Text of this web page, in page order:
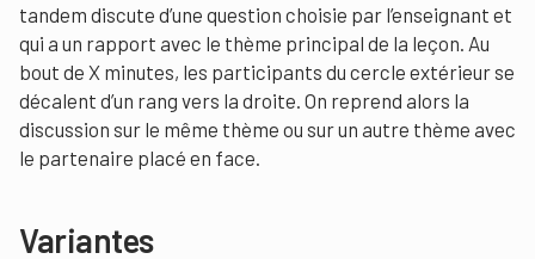
tandem discute d’une question choisie par l’enseignant et
qui a un rapport avec le thème principal de la leçon. Au
bout de X minutes, les participants du cercle extérieur se
décalent d’un rang vers la droite. On reprend alors la
discussion sur le même thème ou sur un autre thème avec
le partenaire placé en face.
Variantes